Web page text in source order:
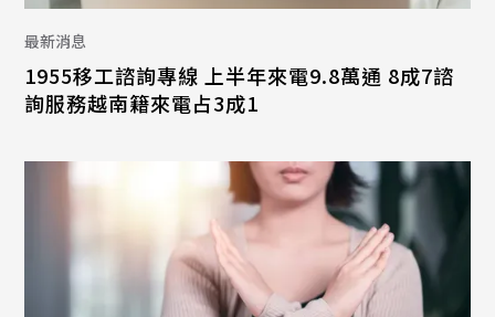
最新消息
1955移工諮詢專線 上半年來電9.8萬通 8成7諮
詢服務越南籍來電占3成1